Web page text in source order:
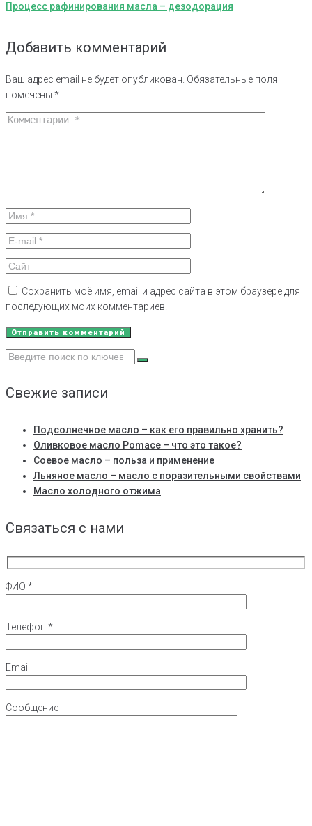
Процесс рафинирования масла – дезодорация
Добавить комментарий
Ваш адрес email не будет опубликован. Обязательные поля
помечены *
Сохранить моё имя, email и адрес сайта в этом браузере для
последующих моих комментариев.
Search
Свежие записи
Подсолнечное масло – как его правильно хранить?
Оливковое масло Pomace – что это такое?
Соевое масло – польза и применение
Льняное масло – масло с поразительными свойствами
Масло холодного отжима
Связаться с нами
ФИО *
Телефон *
Email
Сообщение